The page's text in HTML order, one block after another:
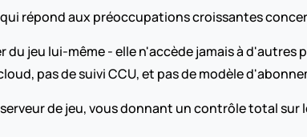
qui répond aux préoccupations croissantes
du jeu lui-même - elle n'accède jamais à
pas de suivi CCU, et pas de modèle
de jeu, vous donnant un contrôle total sur